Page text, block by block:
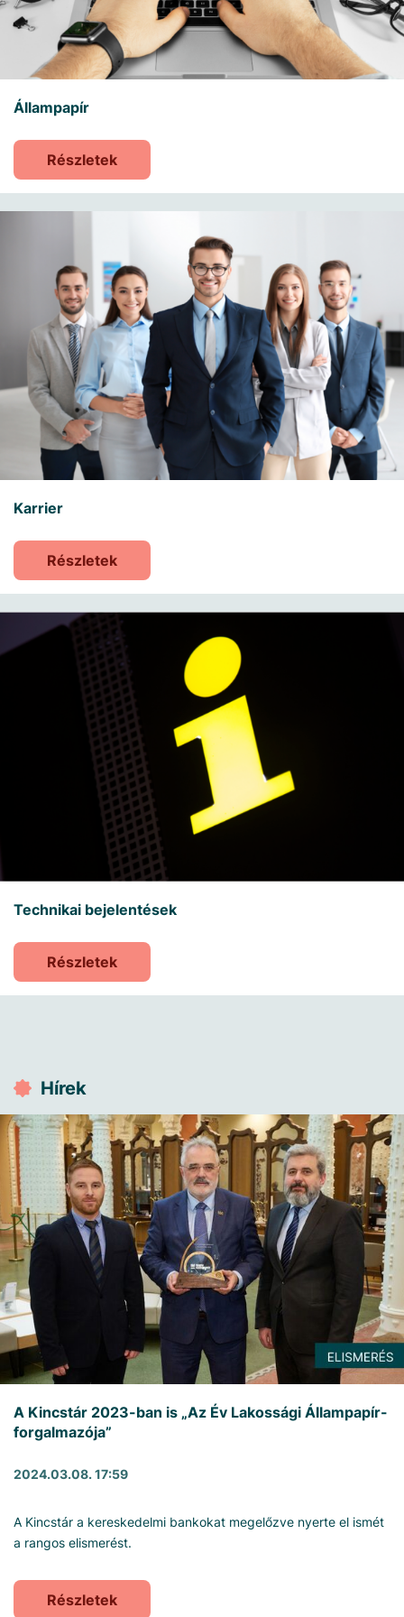
Állampapír
Részletek
Karrier
Részletek
Technikai bejelentések
Részletek
Hírek
A Kincstár 2023-ban is „Az Év Lakossági Állampapír-
forgalmazója”
2024.03.08. 17:59
A Kincstár a kereskedelmi bankokat megelőzve nyerte el ismét
a rangos elismerést.
Részletek